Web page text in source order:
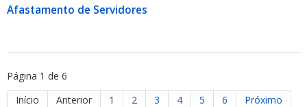
Afastamento de Servidores
Página 1 de 6
Início
Anterior 1 2 3 4 5 6
Próximo